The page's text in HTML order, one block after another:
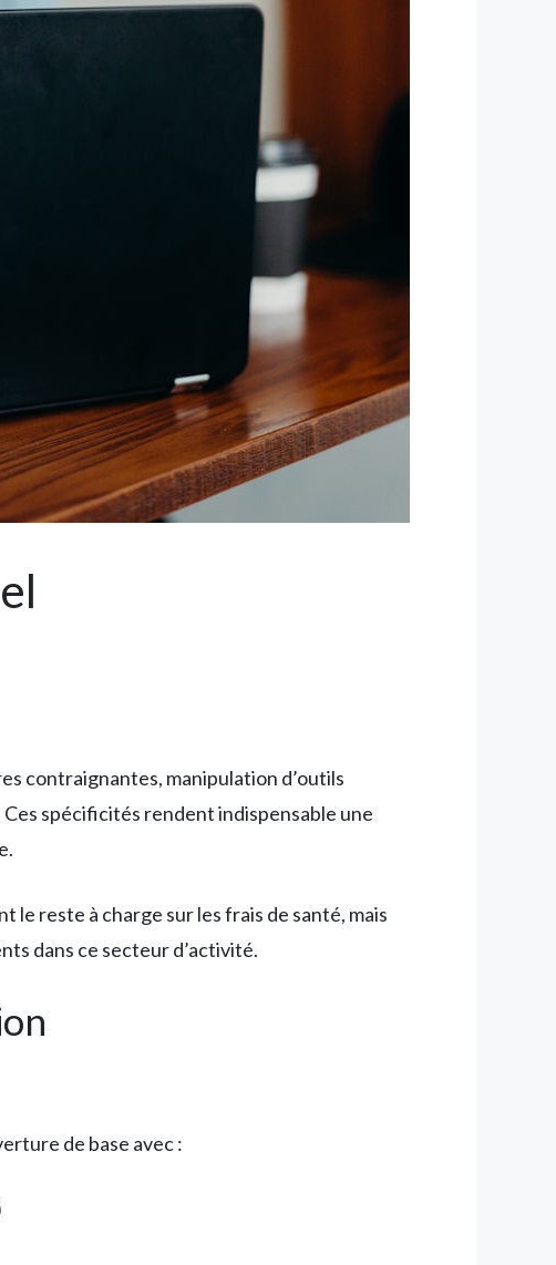
contraignantes, manipulation d’outils
spécificités rendent indispensable une
reste à charge sur les frais de santé, mais
dans ce secteur d’activité.
de base avec :